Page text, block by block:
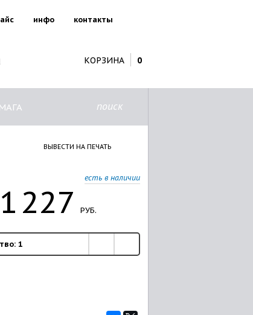
инфо контакты
КОРЗИНА 0
поиск
ВЫВЕСТИ НА ПЕЧАТЬ
1 227 РУБ.
есть в наличии
1